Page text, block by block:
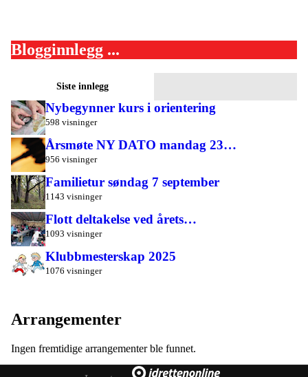
Blogginnlegg ...
Siste innlegg
Nybegynner kurs i orientering
598 visninger
Årsmøte NY DATO mandag 23…
956 visninger
Familietur søndag 7 september
1143 visninger
Flott deltakelse ved årets…
1093 visninger
Klubbmesterskap 2025
1076 visninger
Arrangementer
Ingen fremtidige arrangementer ble funnet.